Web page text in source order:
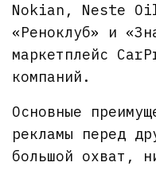
Nokian, Neste
«Реноклуб» и
маркетплейс
компаний.
Основные
рекламы перед
большой охват,